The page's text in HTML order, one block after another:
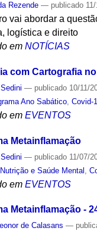
Rezende — publicado
vai abordar a
logística e direito
em NOTÍCIAS
com Cartografia
— publicado 10/11/
Ano Sabático ,Covid-
em EVENTOS
Metainflamação
— publicado 11/07/
e Saúde Mental ,
em EVENTOS
Metainflamação -
de Calasans —